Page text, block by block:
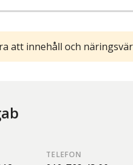
att innehåll och
TELEFON